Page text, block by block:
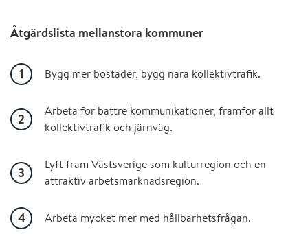
Åtgärdslista mellanstora kommuner
Bygg mer bostäder, bygg nära kollektivtrafik.
Arbeta för bättre kommunikationer, framför allt
kollektivtrafik och järnväg.
Lyft fram Västsverige som kulturregion och en
attraktiv arbetsmarknadsregion.
Arbeta mycket mer med hållbarhetsfrågan.